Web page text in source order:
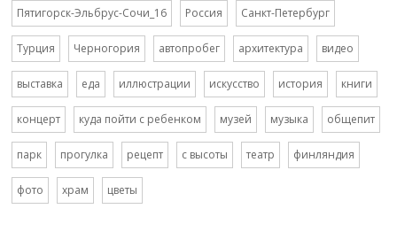
Пятигорск-Эльбрус-Сочи_16 Россия Санкт-Петербург
Турция Черногория автопробег архитектура видео
выставка еда иллюстрации искусство история книги
концерт куда пойти с ребенком музей музыка общепит
парк прогулка рецепт с высоты театр финляндия
фото храм цветы